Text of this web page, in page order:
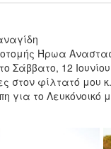
Ήρωα
Σάββατο, 12
στον φίλτατό
για το Λευκόνοικό